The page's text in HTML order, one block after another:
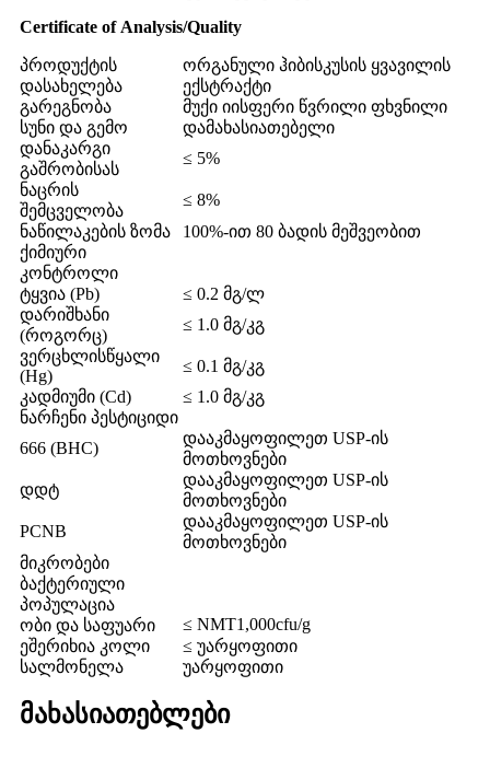
Certificate of Analysis/Quality
პროდუქტის
დასახელება
ორგანული ჰიბისკუსის ყვავილის
ექსტრაქტი
გარეგნობა
მუქი იისფერი წვრილი ფხვნილი
სუნი და გემო
დამახასიათებელი
დანაკარგი
გაშრობისას
≤ 5%
ნაცრის
შემცველობა
≤ 8%
ნაწილაკების ზომა
100%-ით 80 ბადის მეშვეობით
ქიმიური
კონტროლი
ტყვია (Pb)
≤ 0.2 მგ/ლ
დარიშხანი
(როგორც)
≤ 1.0 მგ/კგ
ვერცხლისწყალი
(Hg)
≤ 0.1 მგ/კგ
კადმიუმი (Cd)
≤ 1.0 მგ/კგ
ნარჩენი პესტიციდი
666 (BHC)
დააკმაყოფილეთ USP-ის
მოთხოვნები
დდტ
დააკმაყოფილეთ USP-ის
მოთხოვნები
PCNB
დააკმაყოფილეთ USP-ის
მოთხოვნები
მიკრობები
ბაქტერიული
პოპულაცია
ობი და საფუარი
≤ NMT1,000cfu/g
ეშერიხია კოლი
≤ უარყოფითი
სალმონელა
უარყოფითი
მახასიათებლები